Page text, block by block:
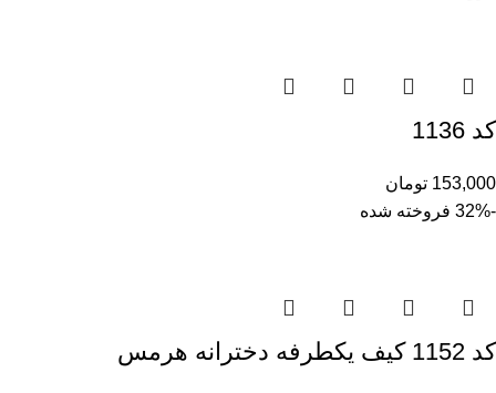
کد 1136
153,000 تومان
-32%
فروخته شده
کد 1152 کیف یکطرفه دخترانه هرمس